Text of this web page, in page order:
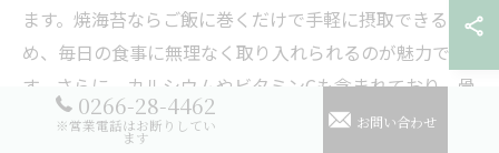
ます。焼海苔ならご飯に巻くだけで手軽に摂取できるた
め、毎日の食事に無理なく取り入れられるのが魅力で
す。さらに、カルシウムやビタミンCも含まれており、骨
や歯の形成サポートや免疫力アップにも一役買っていま
0266-28-4462
※営業電話はお断りしてい
ます
お問い合わせ